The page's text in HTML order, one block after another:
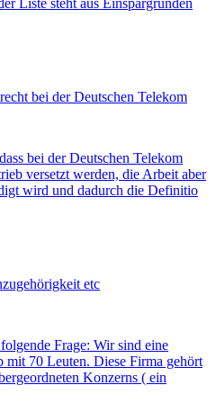
Liste steht aus Einspargründen
bei der Deutschen Telekom
bei der Deutschen Telekom
versetzt werden, die Arbeit aber
wird und dadurch die Definitio
etc
Frage: Wir sind eine
mit 70 Leuten. Diese Firma gehört
Konzerns ( ein